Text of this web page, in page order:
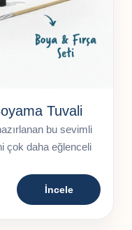
Tuvali
bu sevimli
çok daha eğlenceli
İncele